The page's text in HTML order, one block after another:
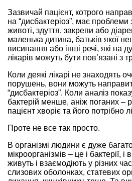
Зазвичай пацієнт, котрого
на “дисбактеріоз”, має
животі, здуття, закрепи або
маленька дитина, батьків якої
висипання або інші речі, які на
лікарів можуть бути пов’язані з
Коли деякі лікарі не знаходять
порушень, вони можуть
“дисбактеріоз”. Коли аналіз
бактерій менше, аніж поганих –
пацієнт хворіє та його потрібно
Проте не все так просто.
В організмі людини є дуже
мікроорганізмів – це і бактерії, і
живуть і взаємодіють у різних
слизових оболонках, статевих